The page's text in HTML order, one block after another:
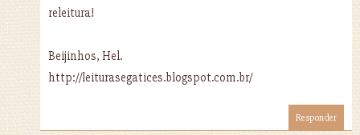
releitura!
Beijinhos, Hel.
http://leiturasegatices.blogspot.com.br/
Responder